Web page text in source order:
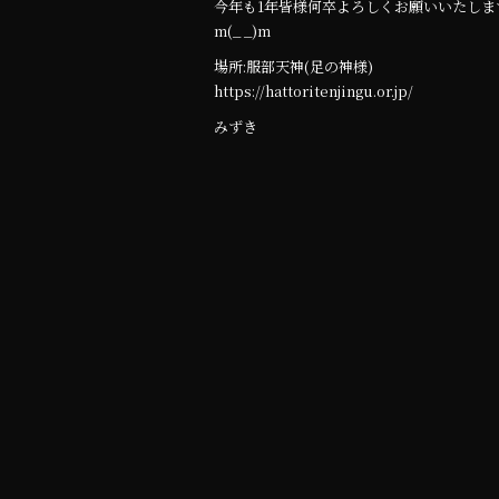
今年も1年皆様何卒よろしくお願いいたし
m(_ _)m
場所:服部天神(足の神様)
https://hattoritenjingu.or.jp/
みずき